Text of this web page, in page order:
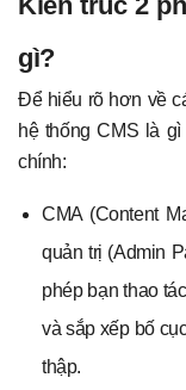
gì?
Để hiểu rõ hơn về
hệ thống CMS là
chính:
CMA (Content
quản trị (Admin
phép bạn thao
và sắp xếp bố
thập.